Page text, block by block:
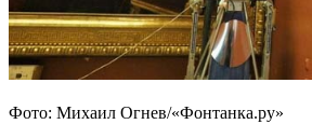
Фото: Михаил Огнев/«Фонтанка.ру»